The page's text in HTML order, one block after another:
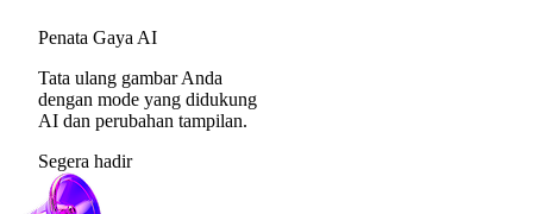
Penata Gaya AI
Tata ulang gambar Anda
dengan mode yang didukung
AI dan perubahan tampilan.
Segera hadir